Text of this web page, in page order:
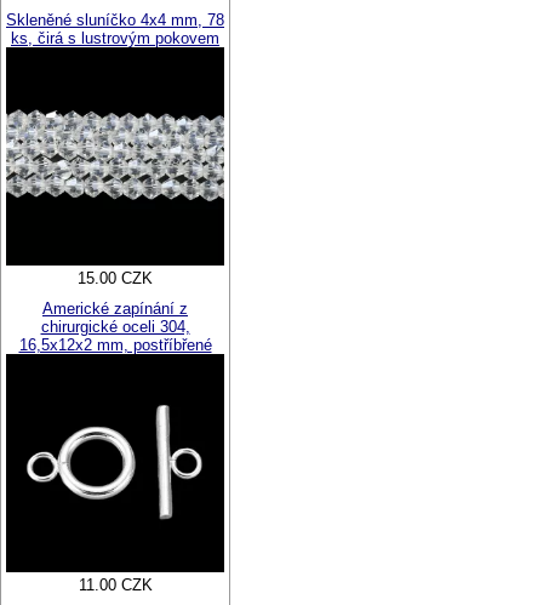
Skleněné sluníčko 4x4 mm, 78
ks, čirá s lustrovým pokovem
15.00 CZK
Americké zapínání z
chirurgické oceli 304,
16,5x12x2 mm, postříbřené
11.00 CZK